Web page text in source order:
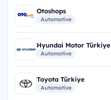
Otoshops
Automotive
Hyundai Motor Türkiye
Automotive
Toyota Türkiye
Automotive